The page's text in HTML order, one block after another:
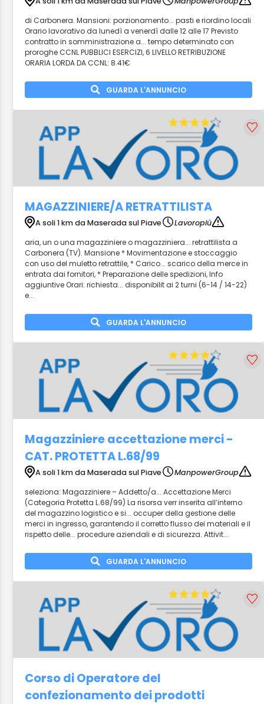
di Carbonera. Mansioni: porzionamento... pasti e riordino locali
Orario lavorativo da lunedì a venerdì dalle 12 alle 17 Previsto
contratto in somministrazione a... tempo determinato con
proroghe CCNL PUBBLICI ESERCIZI, 6 LIVELLO RETRIBUZIONE
ORARIA LORDA DA CCNL: 8.41€
GUARDA L'ANNUNCIO
MAGAZZINIERE/A RETRATTILISTA
A soli 1 km da Maserada sul Piave
Lavoropiù
aria, un o una magazziniere o magazziniera... retrattilista a
Carbonera (TV). Mansione * Movimentazione e stoccaggio
con uso del muletto retrattile, * Carico... scarico della merce in
entrata dai fornitori, * Preparazione delle spedizioni, Info
aggiuntive Orari: richiesta... disponibilit ai 2 turni (6-14 / 14-22)
e...
GUARDA L'ANNUNCIO
Magazziniere accettazione merci -
CAT. PROTETTA L.68/99
A soli 1 km da Maserada sul Piave
ManpowerGroup
seleziona: Magazziniere – Addetto/a... Accettazione Merci
(Categoria Protetta L.68/99) La risorsa verr inserita all’interno
del magazzino logistico e si... occuper della gestione delle
merci in ingresso, garantendo il corretto flusso dei materiali e il
rispetto delle... procedure aziendali e di sicurezza. Attivit...
GUARDA L'ANNUNCIO
Corso di Operatore del
confezionamento dei prodotti